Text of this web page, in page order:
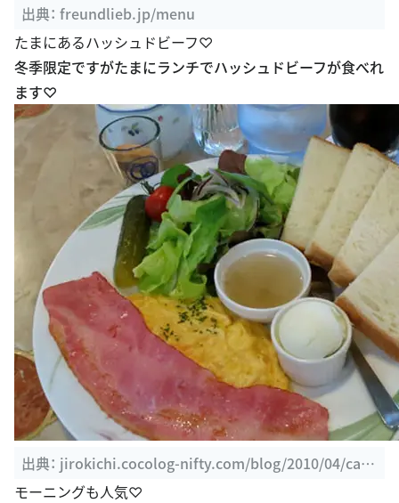
出典： freundlieb.jp/menu
たまにあるハッシュドビーフ♡
冬季限定ですがたまにランチでハッシュドビーフが食べれ
ます♡
出典： jirokichi.cocolog-nifty.com/blog/2010/04/cafe
-freundlieb.html
モーニングも人気♡